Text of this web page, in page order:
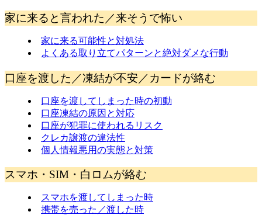
家に来ると言われた／来そうで怖い
家に来る可能性と対処法
よくある取り立てパターンと絶対ダメな行動
口座を渡した／凍結が不安／カードが絡む
口座を渡してしまった時の初動
口座凍結の原因と対応
口座が犯罪に使われるリスク
クレカ譲渡の違法性
個人情報悪用の実態と対策
スマホ・SIM・白ロムが絡む
スマホを渡してしまった時
携帯を売った／渡した時